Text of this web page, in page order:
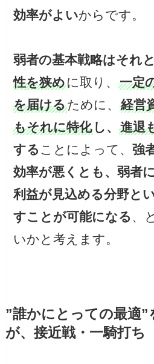
効率がよいからです。
弱者の基本戦略はそれ
性を狭めに取り、一定
を届けるために、経営
もそれに特化 し、進退
する ことによって、強
効率が悪くとも、弱者
利益が見込める分野と
すことが可能になる 、
いかと考えます。
”誰かにとっての最適”
が、接近戦・一騎打ち